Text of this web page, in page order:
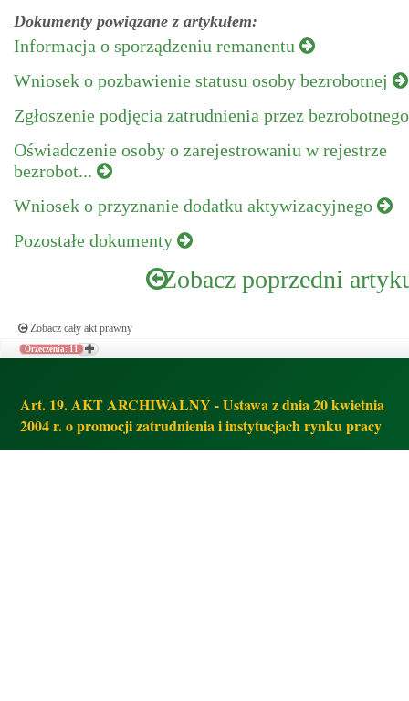
Dokumenty powiązane z artykułem:
Informacja o sporządzeniu remanentu
Wniosek o pozbawienie statusu osoby bezrobotnej
Zgłoszenie podjęcia zatrudnienia przez
Oświadczenie osoby o zarejestrowaniu w rejestrze
bezrobot...
Wniosek o przyznanie dodatku aktywizacyjnego
Pozostałe dokumenty
Zobacz poprzedni
Zobacz cały akt prawny
Orzeczenia: 11
Art. 19. AKT ARCHIWALNY - Ustawa z dnia 20 kwietnia
2004 r. o promocji zatrudnienia i instytucjach rynku pracy